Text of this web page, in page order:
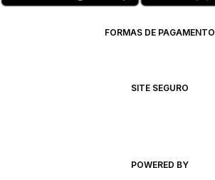
FORMAS DE PAGAMENTO
SITE SEGURO
POWERED BY